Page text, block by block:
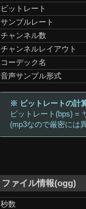
ビットレート
サンプルレート
チャンネル数
チャンネルレイアウト
コーデック名
音声サンプル形式
※ ビットレートの計
ビットレート(bps) =
(mp3なので厳密には
ファイル情報(ogg)
秒数